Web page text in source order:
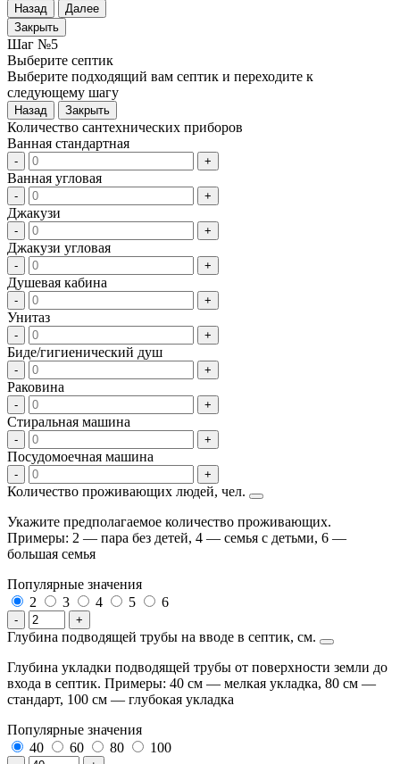
Назад
Далее
Закрыть
Шаг №5
Выберите септик
Выберите подходящий вам септик и переходите к
следующему шагу
Назад Закрыть
Количество сантехнических приборов
Ванная стандартная
- +
Ванная угловая
- +
Джакузи
- +
Джакузи угловая
- +
Душевая кабина
- +
Унитаз
- +
Биде/гигиенический душ
- +
Раковина
- +
Стиральная машина
- +
Посудомоечная машина
- +
Количество проживающих людей, чел.
Укажите предполагаемое количество проживающих.
Примеры: 2 — пара без детей, 4 — семья с детьми, 6 —
большая семья
Популярные значения
2
3 4 5 6
- +
Глубина подводящей трубы на вводе в септик, см.
Глубина укладки подводящей трубы от поверхности земли до
входа в септик. Примеры: 40 см — мелкая укладка, 80 см —
стандарт, 100 см — глубокая укладка
Популярные значения
40
60 80 100